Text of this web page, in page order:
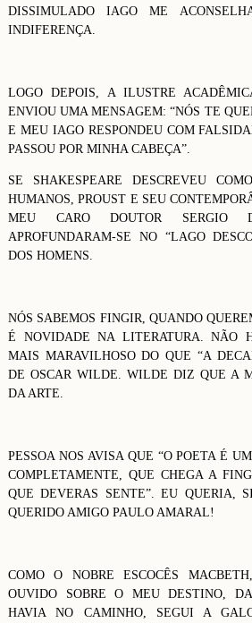
DISSIMULADO IAGO ME
INDIFERENÇA.
LOGO DEPOIS, A ILUSTRE
ENVIOU UMA MENSAGEM: “NÓS TE
E MEU IAGO RESPONDEU COM
PASSOU POR MINHA CABEÇA”.
SE SHAKESPEARE DESCREVEU
HUMANOS, PROUST E SEU
MEU CARO DOUTOR SERGIO
APROFUNDARAM-SE NO “LAGO
DOS HOMENS.
NÓS SABEMOS FINGIR, QUANDO
É NOVIDADE NA LITERATURA. NÃO
MAIS MARAVILHOSO DO QUE “A
DE OSCAR WILDE. WILDE DIZ QUE A
DA ARTE.
PESSOA NOS AVISA QUE “O POETA É
COMPLETAMENTE, QUE CHEGA A
QUE DEVERAS SENTE”. EU QUERIA,
QUERIDO AMIGO PAULO AMARAL!
COMO O NOBRE ESCOCÊS
OUVIDO SOBRE O MEU DESTINO,
HAVIA NO CAMINHO, SEGUI A